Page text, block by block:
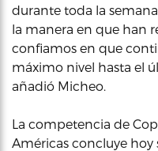
durante toda la
la manera en que han
confiamos en que
máximo nivel hasta el
añadió Micheo.
La competencia de
Américas concluye hoy